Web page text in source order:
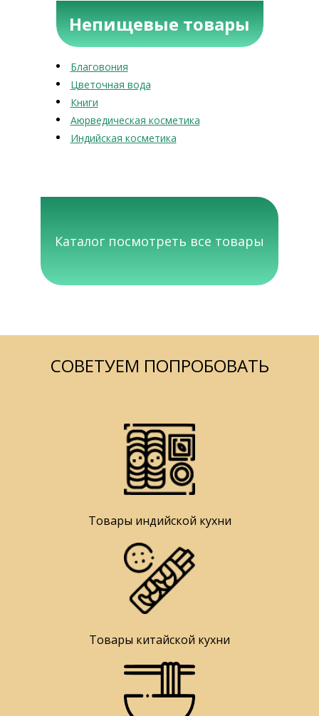
Непищевые товары
Благовония
Цветочная вода
Книги
Аюрведическая косметика
Индийская косметика
Каталог посмотреть все товары
СОВЕТУЕМ ПОПРОБОВАТЬ
Товары индийской кухни
Товары китайской кухни